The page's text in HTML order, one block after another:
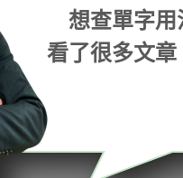
加入我們 / 追蹤：
想查單字用
看了很多文章